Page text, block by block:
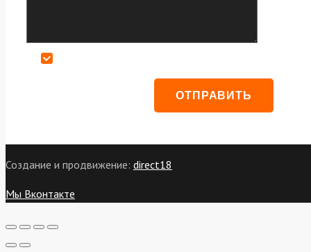
Создание и продвижение: direct18
Мы Вконтакте